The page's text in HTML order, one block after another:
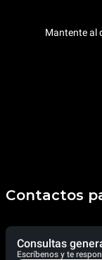
Mantente al
Contactos
Consultas
Escríbenos y te